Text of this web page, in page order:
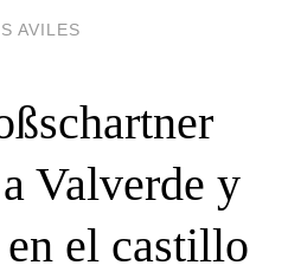
AVILES
Valverde y
el castillo